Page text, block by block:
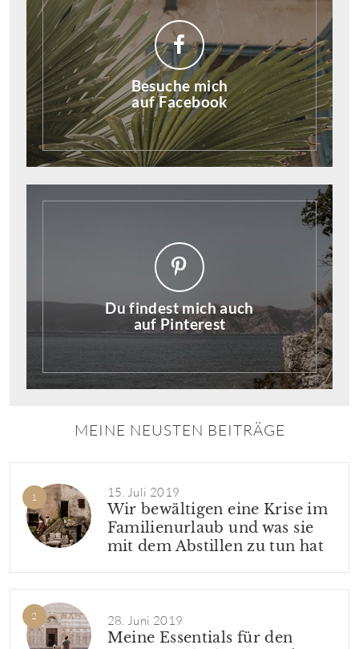
Besuche mich
auf Facebook
Du findest mich auch
auf Pinterest
MEINE NEUSTEN BEITRÄGE
15. Juli 2019
Wir bewältigen eine Krise im
Familienurlaub und was sie
mit dem Abstillen zu tun hat
28. Juni 2019
Meine Essentials für den